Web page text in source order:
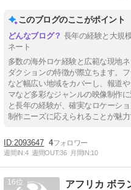
このブログのここがポイント
長年の経験と大規
ネート
多数の海外ロケ経験と広範な現地
ダクションの特徴が際立ちます。
など幅広い地域をカバーし、報道
マなど多彩なジャンルの映像制作
と長年の経験が、確実なロケーシ
制作ニーズに応えられることが魅力
2093647 4
週間IN:4 週間OUT:36 月間IN:10
16 アフリカ ボラ